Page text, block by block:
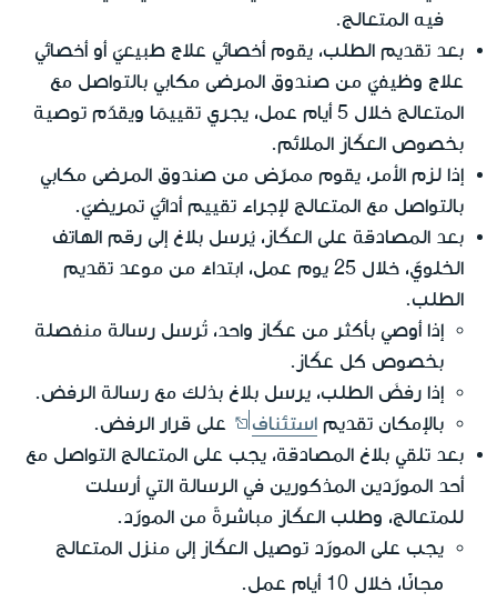
فيه المتعالج.
بعد تقديم الطلب، يقوم أخصائي علاج طبيعيّ أو أخصائي
علاج وظيفيّ من صندوق المرضى مكابي بالتواصل مع
المتعالج خلال 5 أيام عمل، يجري تقييمًا ويقدّم توصية
بخصوص العكّاز الملائم.
إذا لزم الأمر، يقوم ممرّض من صندوق المرضى مكابي
بالتواصل مع المتعالج لإجراء تقييم أدائيّ تمريضيّ.
بعد المصادقة على العكّاز، يُرسل بلاغ إلى رقم الهاتف
الخلويّ، خلال 25 يوم عمل، ابتداءً من موعد تقديم
الطلب.
إذا أوصي بأكثر من عكّاز واحد، تُرسل رسالة منفصلة
بخصوص كل عكّاز.
إذا رفضَ الطلب، يرسل بلاغ بذلك مع رسالة الرفض.
بالإمكان تقديم استئناف
على قرار الرفض.
بعد تلقي بلاغ المصادقة، يجب على المتعالج التواصل مع
أحد المورّدين المذكورين في الرسالة التي أرسلت
للمتعالج، وطلب العكّاز مباشرةً من المورّد.
يجب على المورّد توصيل العكّاز إلى منزل المتعالج
مجانًا، خلال 10 أيام عمل.